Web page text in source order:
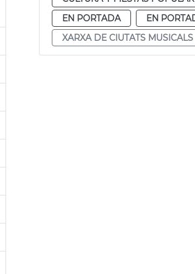
EN PORTADA
EN
XARXA DE CIUTATS MUSICALS